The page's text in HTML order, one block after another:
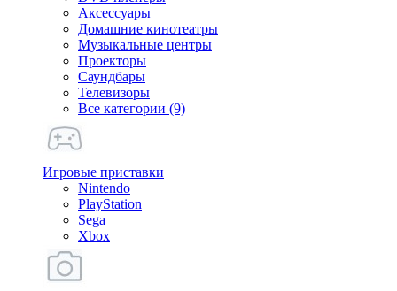
Аксессуары
Домашние кинотеатры
Музыкальные центры
Проекторы
Саундбары
Телевизоры
Все категории (9)
Игровые приставки
Nintendo
PlayStation
Sega
Xbox